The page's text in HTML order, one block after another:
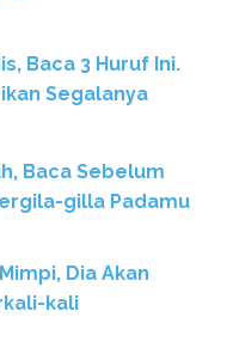
Baca 3 Huruf Ini.
Segalanya
Baca Sebelum
gilla Padamu
Dia Akan
kali